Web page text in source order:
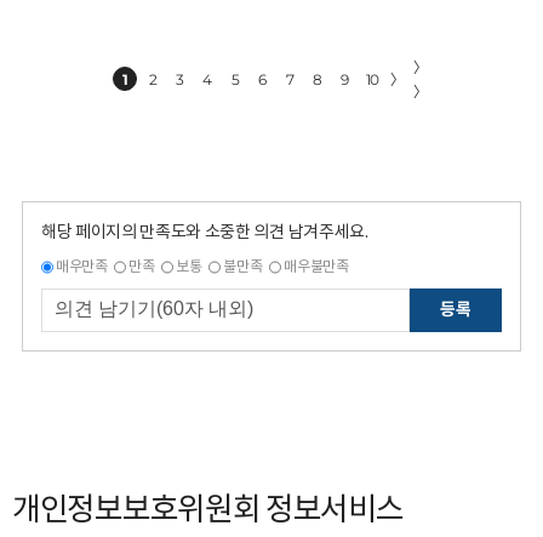
1 2 3 4 5 6 7 8 9 10 〉
〉
〉
해당 페이지의 만족도와 소중한 의견 남겨주세요.
매우만족 만족 보통 불만족 매우불만족
등록
개인정보보호위원회 정보서비스